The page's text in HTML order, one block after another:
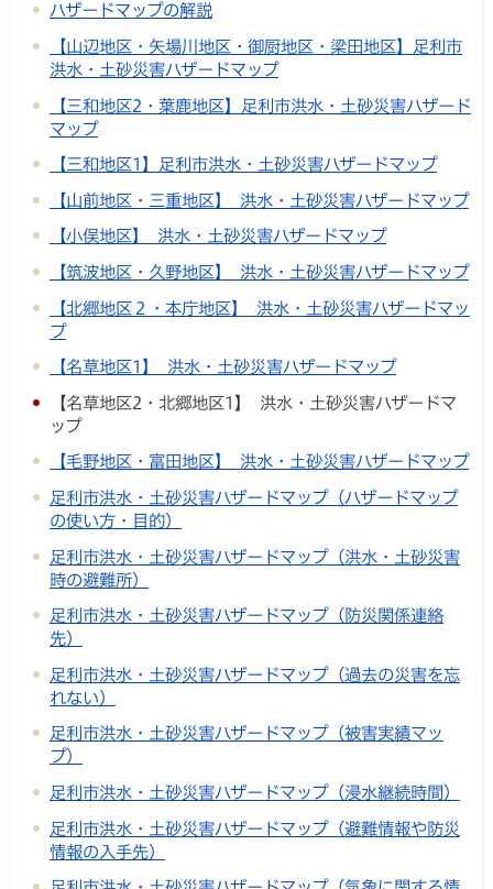
ハザードマップの解説
【山辺地区・矢場川地区・御厨地区・梁田地区】足利市
洪水・土砂災害ハザードマップ
【三和地区2・葉鹿地区】足利市洪水・土砂災害ハザード
マップ
【三和地区1】足利市洪水・土砂災害ハザードマップ
【山前地区・三重地区】 洪水・土砂災害ハザードマップ
【小俣地区】 洪水・土砂災害ハザードマップ
【筑波地区・久野地区】 洪水・土砂災害ハザードマップ
【北郷地区２・本庁地区】 洪水・土砂災害ハザードマッ
プ
【名草地区1】 洪水・土砂災害ハザードマップ
【名草地区2・北郷地区1】 洪水・土砂災害ハザードマ
ップ
【毛野地区・富田地区】 洪水・土砂災害ハザードマップ
足利市洪水・土砂災害ハザードマップ（ハザードマップ
の使い方・目的）
足利市洪水・土砂災害ハザードマップ（洪水・土砂災害
時の避難所）
足利市洪水・土砂災害ハザードマップ（防災関係連絡
先）
足利市洪水・土砂災害ハザードマップ（過去の災害を忘
れない）
足利市洪水・土砂災害ハザードマップ（被害実績マッ
プ）
足利市洪水・土砂災害ハザードマップ（浸水継続時間）
足利市洪水・土砂災害ハザードマップ（避難情報や防災
情報の入手先）